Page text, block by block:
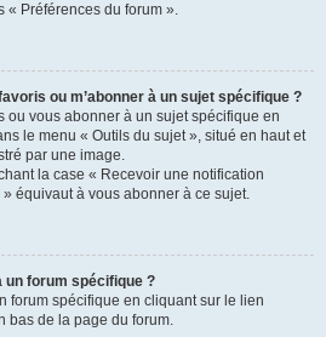
« Préférences du forum ».
ou m’abonner à un sujet spécifique ?
ou vous abonner à un sujet spécifique en
le menu « Outils du sujet », situé en haut et
par une image.
la case « Recevoir une notification
équivaut à vous abonner à ce sujet.
un forum spécifique ?
forum spécifique en cliquant sur le lien
bas de la page du forum.